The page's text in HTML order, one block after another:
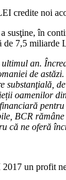
credite noi
susţine, în
de 7,5 miliarde
an.
de
substanţială,
oamenilor
BCR
ne oferă
un profit